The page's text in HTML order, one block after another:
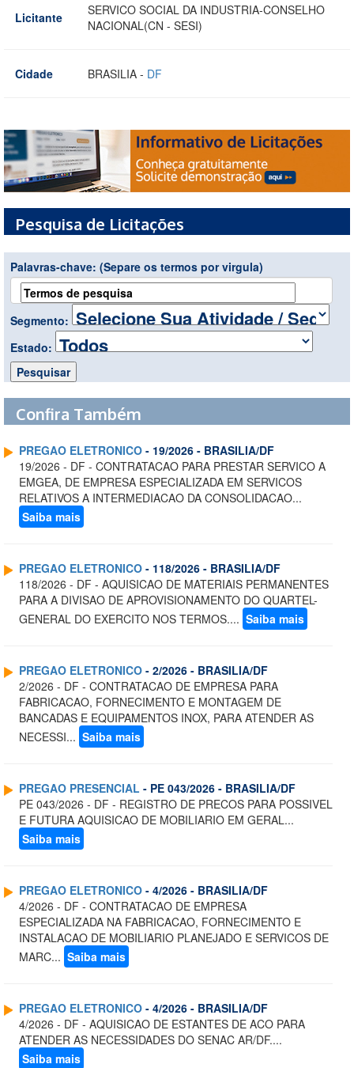
Licitante
SERVICO SOCIAL DA INDUSTRIA-CONSELHO
NACIONAL(CN - SESI)
Cidade BRASILIA - DF
Pesquisa de Licitações
Palavras-chave: (Separe os termos por virgula)
Segmento:
Estado:
Confira Também
PREGAO ELETRONICO - 19/2026 - BRASILIA/DF
19/2026 - DF - CONTRATACAO PARA PRESTAR SERVICO A
EMGEA, DE EMPRESA ESPECIALIZADA EM SERVICOS
RELATIVOS A INTERMEDIACAO DA CONSOLIDACAO...
Saiba mais
PREGAO ELETRONICO - 118/2026 - BRASILIA/DF
118/2026 - DF - AQUISICAO DE MATERIAIS PERMANENTES
PARA A DIVISAO DE APROVISIONAMENTO DO QUARTEL-
GENERAL DO EXERCITO NOS TERMOS.... Saiba mais
PREGAO ELETRONICO - 2/2026 - BRASILIA/DF
2/2026 - DF - CONTRATACAO DE EMPRESA PARA
FABRICACAO, FORNECIMENTO E MONTAGEM DE
BANCADAS E EQUIPAMENTOS INOX, PARA ATENDER AS
NECESSI... Saiba mais
PREGAO PRESENCIAL - PE 043/2026 - BRASILIA/DF
PE 043/2026 - DF - REGISTRO DE PRECOS PARA POSSIVEL
E FUTURA AQUISICAO DE MOBILIARIO EM GERAL...
Saiba mais
PREGAO ELETRONICO - 4/2026 - BRASILIA/DF
4/2026 - DF - CONTRATACAO DE EMPRESA
ESPECIALIZADA NA FABRICACAO, FORNECIMENTO E
INSTALACAO DE MOBILIARIO PLANEJADO E SERVICOS DE
MARC... Saiba mais
PREGAO ELETRONICO - 4/2026 - BRASILIA/DF
4/2026 - DF - AQUISICAO DE ESTANTES DE ACO PARA
ATENDER AS NECESSIDADES DO SENAC AR/DF....
Saiba mais